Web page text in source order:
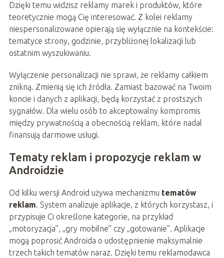
Dzięki temu widzisz reklamy marek i produktów, które
teoretycznie mogą Cię interesować. Z kolei reklamy
niespersonalizowane opierają się wyłącznie na kontekście:
tematyce strony, godzinie, przybliżonej lokalizacji lub
ostatnim wyszukiwaniu.
Wyłączenie personalizacji nie sprawi, że reklamy całkiem
znikną. Zmienią się ich źródła. Zamiast bazować na Twoim
koncie i danych z aplikacji, będą korzystać z prostszych
sygnałów. Dla wielu osób to akceptowalny kompromis
między prywatnością a obecnością reklam, które nadal
finansują darmowe usługi.
Tematy reklam i propozycje reklam w
Androidzie
Od kilku wersji Android używa mechanizmu tematów
reklam. System analizuje aplikacje, z których korzystasz, i
przypisuje Ci określone kategorie, na przykład
„motoryzacja”, „gry mobilne” czy „gotowanie”. Aplikacje
mogą poprosić Androida o udostępnienie maksymalnie
trzech takich tematów naraz. Dzięki temu reklamodawca